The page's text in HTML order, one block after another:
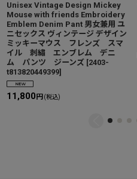
Unisex Vintage Design Mickey
Mouse with friends Embroidery
Emblem Denim Pant 男女兼用 ユ
ニセックス ヴィンテージ デザイン
ミッキーマウス フレンズ スマ
イル 刺繡 エンブレム デニ
ム パンツ ジーンズ [2403-
t813820449399]
11,800 円 (税込)